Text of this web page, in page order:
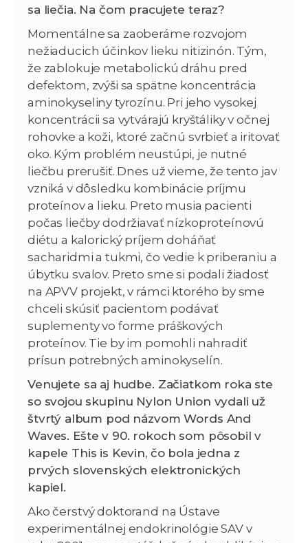
sa liečia. Na čom pracujete teraz?
Momentálne sa zaoberáme rozvojom
nežiaducich účinkov lieku nitizinón. Tým,
že zablokuje metabolickú dráhu pred
defektom, zvýši sa spätne koncentrácia
aminokyseliny tyrozínu. Pri jeho vysokej
koncentrácii sa vytvárajú kryštáliky v očnej
rohovke a koži, ktoré začnú svrbieť a iritovať
oko. Kým problém neustúpi, je nutné
liečbu prerušiť. Dnes už vieme, že tento jav
vzniká v dôsledku kombinácie príjmu
proteínov a lieku. Preto musia pacienti
počas liečby dodržiavať nízkoproteínovú
diétu a kalorický príjem doháňať
sacharidmi a tukmi, čo vedie k priberaniu a
úbytku svalov. Preto sme si podali žiadosť
na APVV projekt, v rámci ktorého by sme
chceli skúsiť pacientom podávať
suplementy vo forme práškových
proteínov. Tie by im pomohli nahradiť
prísun potrebných aminokyselín.
Venujete sa aj hudbe. Začiatkom roka ste
so svojou skupinu Nylon Union vydali už
štvrtý album pod názvom Words And
Waves. Ešte v 90. rokoch som pôsobil v
kapele This is Kevin, čo bola jedna z
prvých slovenských elektronických
kapiel.
Ako čerstvý doktorand na Ústave
experimentálnej endokrinológie SAV v